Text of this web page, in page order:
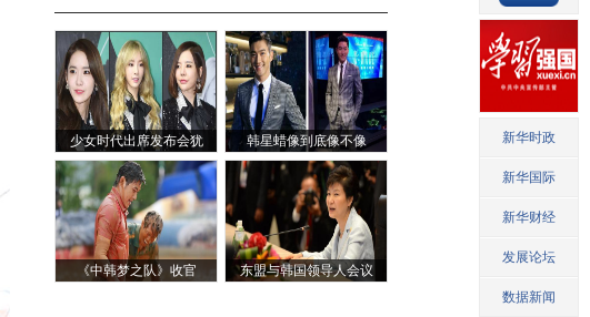
少女时代出席发布会犹
如芭比娃娃 允儿笑容甜
美
韩星蜡像到底像不像
《中韩梦之队》收官
东盟与韩国领导人会议